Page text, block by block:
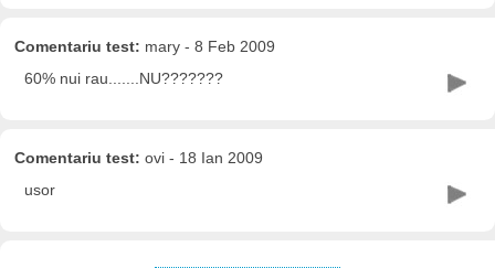
Comentariu test: mary - 8 Feb 2009
60% nui rau.......NU???????
Comentariu test: ovi - 18 Ian 2009
usor